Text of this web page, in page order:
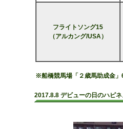
フライトソング15
（アルカング/USA）
※船橋競馬場「２歳馬助成金
2017.8.8 デビューの日のハピ